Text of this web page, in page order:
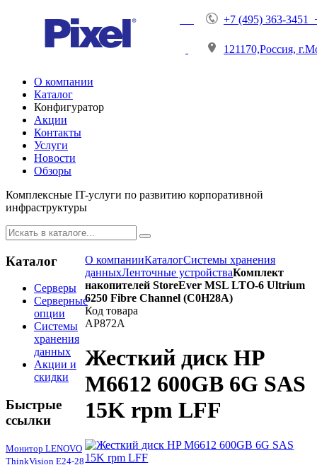
+7 (495) 363-3451
121170,Россия,
О компании
Каталог
Конфигуратор
Акции
Контакты
Услуги
Новости
Обзоры
Комплексные IT-услуги по развитию корпоративной
инфраструктуры
О компанииКаталогСистемы хранения
данныхЛенточные устройстваКомплект
накопителей StoreEver MSL LTO-6 Ultrium
6250 Fibre Channel (C0H28A)
Код товара
AP872A
Жесткий диск HP
M6612 600GB 6G SAS
15K rpm LFF
Каталог
Серверы
Серверные
опции
Системы
хранения
данных
Акции и
скидки
Быстрые
ссылки
Монитор LENOVO
ThinkVision E24-28